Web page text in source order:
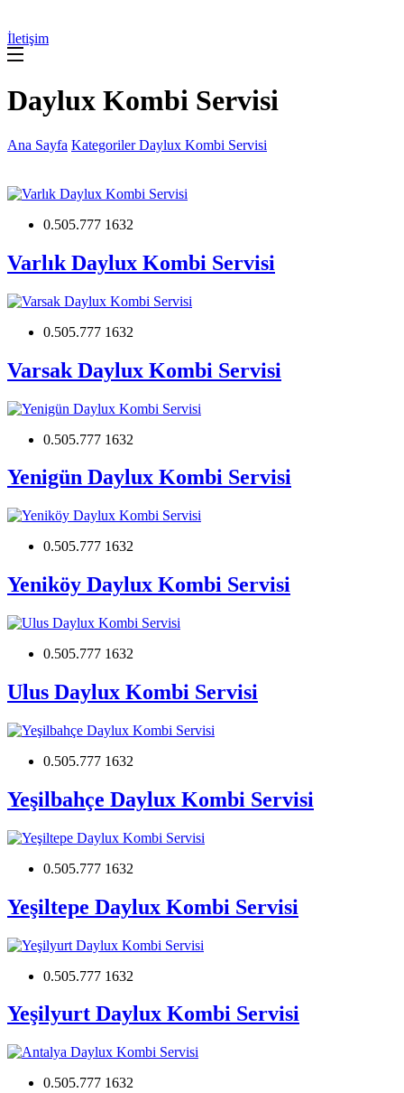
İletişim
Daylux Kombi Servisi
Ana Sayfa KategorilerDaylux Kombi Servisi
0.505.777 1632
Varlık Daylux Kombi Servisi
0.505.777 1632
Varsak Daylux Kombi Servisi
0.505.777 1632
Yenigün Daylux Kombi Servisi
0.505.777 1632
Yeniköy Daylux Kombi Servisi
0.505.777 1632
Ulus Daylux Kombi Servisi
0.505.777 1632
Yeşilbahçe Daylux Kombi Servisi
0.505.777 1632
Yeşiltepe Daylux Kombi Servisi
0.505.777 1632
Yeşilyurt Daylux Kombi Servisi
0.505.777 1632